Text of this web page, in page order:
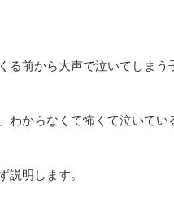
前から大声で泣いてしまう
からなくて怖くて泣いてい
説明します。